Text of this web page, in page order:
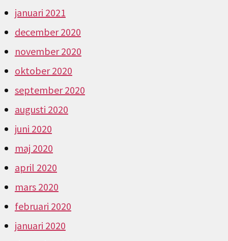
januari 2021
december 2020
november 2020
oktober 2020
september 2020
augusti 2020
juni 2020
maj 2020
april 2020
mars 2020
februari 2020
januari 2020